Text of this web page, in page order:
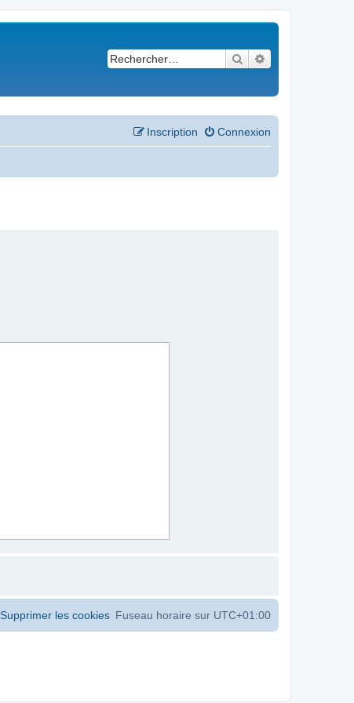
Rechercher
Connexion
Inscription
Fuseau horaire sur UTC+01:00
Supprimer les cookies